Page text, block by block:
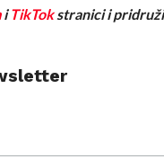
iTikTokstranici i